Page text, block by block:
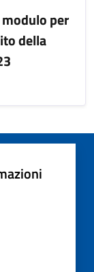
per
della